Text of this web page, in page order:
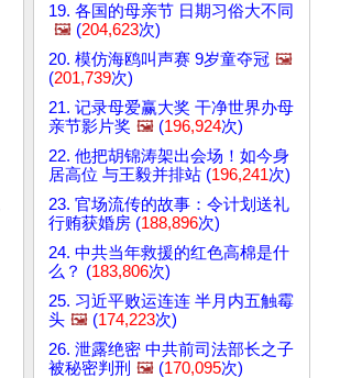
19. 各国的母亲节 日期习俗大不同
🖼️ (204,623次)
20. 模仿海鸥叫声赛 9岁童夺冠 🖼️
(201,739次)
21. 记录母爱赢大奖 干净世界办母
亲节影片奖 🖼️ (196,924次)
22. 他把胡锦涛架出会场！如今身
居高位 与王毅并排站 (196,241次)
23. 官场流传的故事：令计划送礼
行贿获婚房 (188,896次)
24. 中共当年救援的红色高棉是什
么？ (183,806次)
25. 习近平败运连连 半月内五触霉
头 🖼️ (174,223次)
26. 泄露绝密 中共前司法部长之子
被秘密判刑 🖼️ (170,095次)